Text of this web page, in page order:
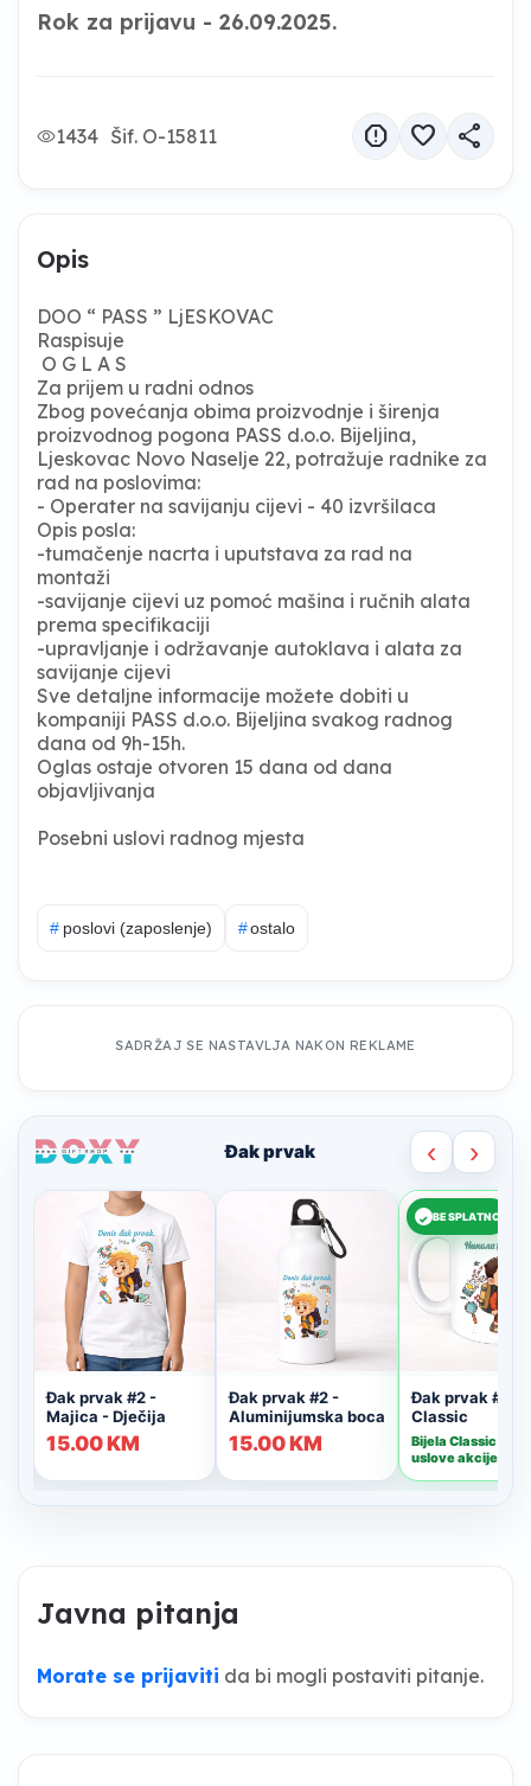
Rok za prijavu - 26.09.2025.
1434 Šif. O-15811 report favorite share
Opis
DOO “ PASS ” LjESKOVAC
Raspisuje
O G L A S
Za prijem u radni odnos
Zbog povećanja obima proizvodnje i širenja
proizvodnog pogona PASS d.o.o. Bijeljina,
Ljeskovac Novo Naselje 22, potražuje radnike za
rad na poslovima:
- Operater na savijanju cijevi - 40 izvršilaca
Opis posla:
-tumačenje nacrta i uputstava za rad na
montaži
-savijanje cijevi uz pomoć mašina i ručnih alata
prema specifikaciji
-upravljanje i održavanje autoklava i alata za
savijanje cijevi
Sve detaljne informacije možete dobiti u
kompaniji PASS d.o.o. Bijeljina svakog radnog
dana od 9h-15h.
Oglas ostaje otvoren 15 dana od dana
objavljivanja
Posebni uslovi radnog mjesta
# poslovi (zaposlenje) #ostalo
SADRŽAJ SE NASTAVLJA NAKON REKLAME
Javna pitanja
Morate se prijaviti da bi mogli postaviti pitanje.